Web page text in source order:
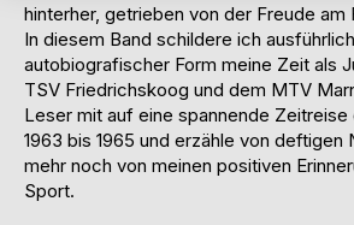
hinterher, getrieben von der Freude am
In diesem Band schildere ich
autobiografischer Form meine Zeit als
TSV Friedrichskoog und dem MTV
Leser mit auf eine spannende Zeitreise
1963 bis 1965 und erzähle von deftigen
mehr noch von meinen positiven
Sport.